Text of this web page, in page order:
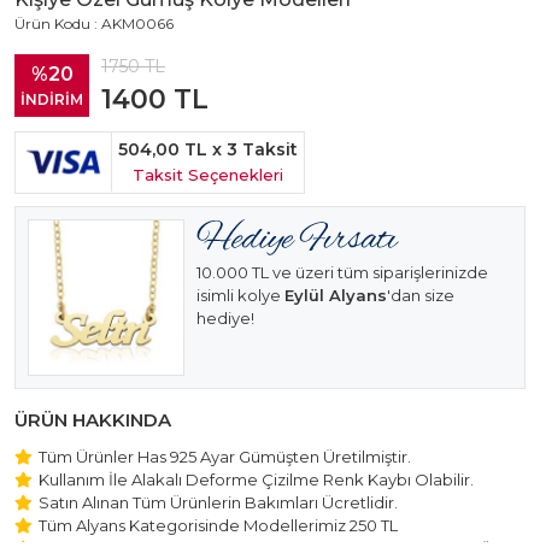
Ürün Kodu : AKM0066
%20
İNDİRİM
1750TL
1400 TL
504,00 TL x 3 Taksit
Taksit Seçenekleri
10.000 TL ve üzeri tüm siparişlerinizde
isimli kolye Eylül Alyans'dan size
hediye!
ÜRÜN HAKKINDA
Tüm Ürünler Has 925 Ayar Gümüşten Üretilmiştir.
Kullanım İle Alakalı Deforme Çizilme Renk Kaybı Olabilir.
Satın Alınan Tüm Ürünlerin Bakımları Ücretlidir.
Tüm Alyans Kategorisinde Modellerimiz 250 TL
Beştaş Tektaş Kolye ve Bileklik Modellerimiz 150 TL Sabit Ücret